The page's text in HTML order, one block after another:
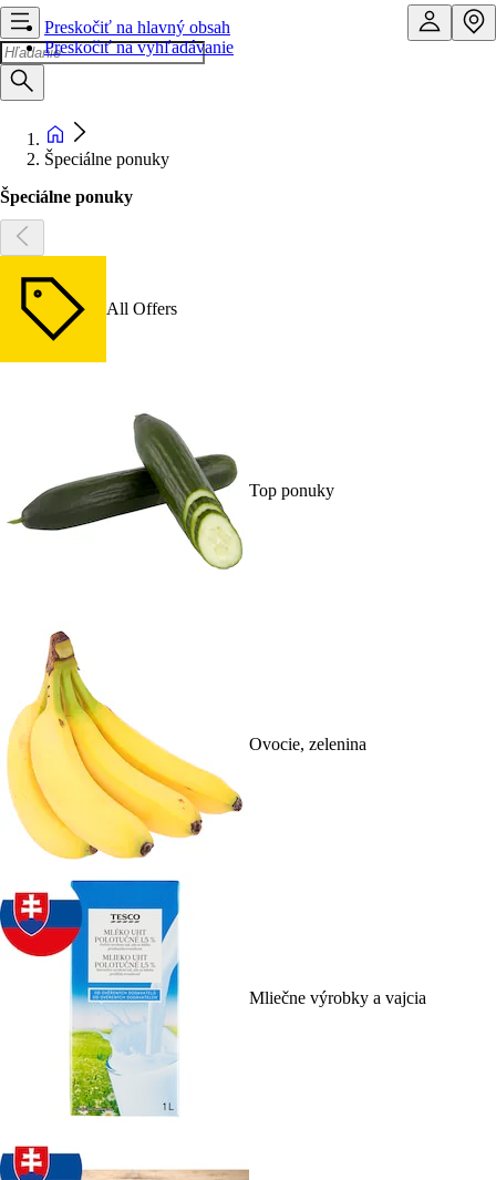
Preskočiť na hlavný obsah
Preskočiť na vyhľadávanie
Špeciálne ponuky
Špeciálne ponuky
All Offers
Top ponuky
Ovocie, zelenina
Mliečne výrobky a vajcia